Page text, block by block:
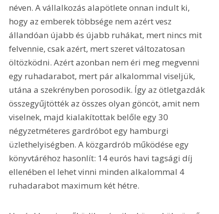
néven. A vállalkozás alapötlete onnan indult ki,
hogy az emberek többsége nem azért vesz
állandóan újabb és újabb ruhákat, mert nincs mit
felvennie, csak azért, mert szeret változatosan
öltözködni. Azért azonban nem éri meg megvenni
egy ruhadarabot, mert pár alkalommal viseljük,
utána a szekrényben porosodik. Így az ötletgazdák
összegyűjtötték az összes olyan göncöt, amit nem
viselnek, majd kialakítottak belőle egy 30
négyzetméteres gardróbot egy hamburgi
üzlethelyiségben. A közgardrób működése egy
könyvtáréhoz hasonlít: 14 eurós havi tagsági díj
ellenében el lehet vinni minden alkalommal 4
ruhadarabot maximum két hétre.